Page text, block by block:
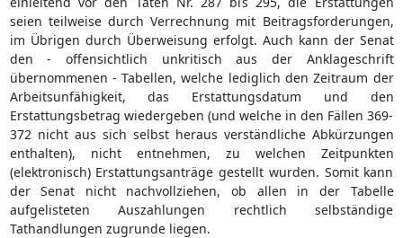
seien teilweise durch Verrechnung mit Beitragsforderungen,
im Übrigen durch Überweisung erfolgt. Auch kann der Senat
den - offensichtlich unkritisch aus der Anklageschrift
übernommenen - Tabellen, welche lediglich den Zeitraum der
Arbeitsunfähigkeit, das Erstattungsdatum und den
Erstattungsbetrag wiedergeben (und welche in den Fällen 369-
372 nicht aus sich selbst heraus verständliche Abkürzungen
enthalten), nicht entnehmen, zu welchen Zeitpunkten
(elektronisch) Erstattungsanträge gestellt wurden. Somit kann
der Senat nicht nachvollziehen, ob allen in der Tabelle
aufgelisteten Auszahlungen rechtlich selbständige
Tathandlungen zugrunde liegen.